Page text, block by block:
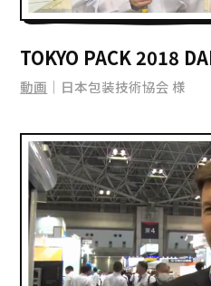
TOKYO PACK 2018
動画 ｜日本包装技術協会 様